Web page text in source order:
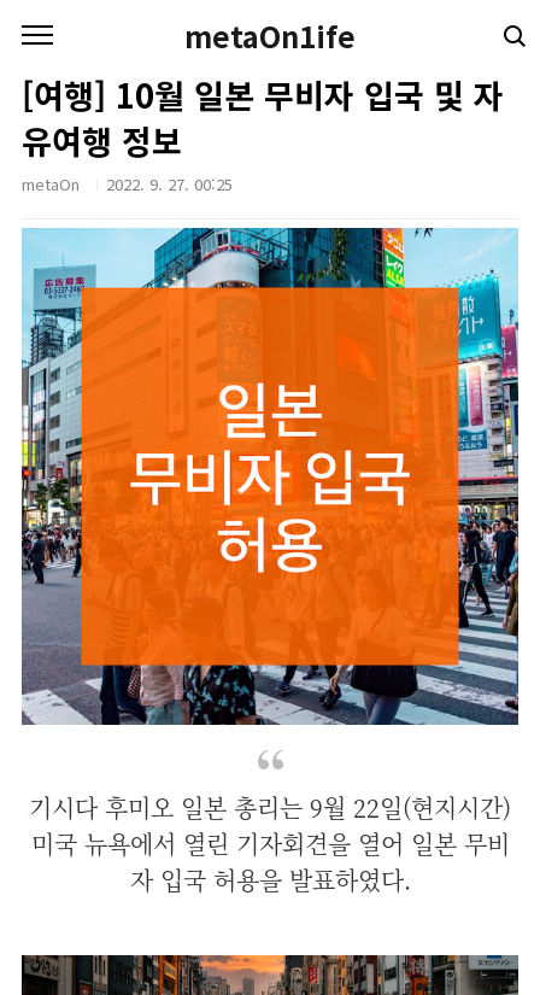
metaOn1ife
[여행] 10월 일본 무비자 입국 및 자
유여행 정보
metaOn 2022. 9. 27. 00:25
기시다 후미오 일본 총리는 9월 22일(현지시간)
미국 뉴욕에서 열린 기자회견을 열어 일본 무비
자 입국 허용을 발표하였다.